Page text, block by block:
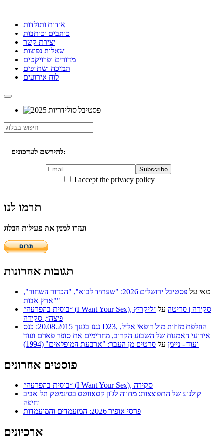
אודות ותולדות
כותבים וכותבות
יצירת קשר
שאלות נפוצות
מדורים ופרויקטים
תמיכה ושת״פים
לוח אירועים
להירשם לעדכונים:
I accept the privacy policy
תרמו לנו
ועזרו לממן את פעילות הבלוג
תגובות אחרונות
טאי על
פסטיבל ירושלים 2026: "שעתיד לבוא", "הכדור השחור",
"ארץ אבות"
״בוסית בהפרעה״ (I Want Your Sex), סקירה | סריטה על ״ליקריץ
פיצה״, סקירה
נגנז בגנזך 20.08.2015: כנס D23, החלפת מזוזות מול רופאי אליל,
אירועי האמנות של השבוע הקרוב, מחרימים את סופר פארם ועוד
ועוד - ניימן על סרטים מן העבר: "ארבעת המופלאים" (1994)
פוסטים אחרונים
״בוסית בהפרעה״ (I Want Your Sex), סקירה
קולנוע של התפוצצות: מחווה לג'ון קסאווטס בסינמטק תל אביב
וחיפה
פרסי אופיר 2026: המועמדים והמועמדות
ארכיונים